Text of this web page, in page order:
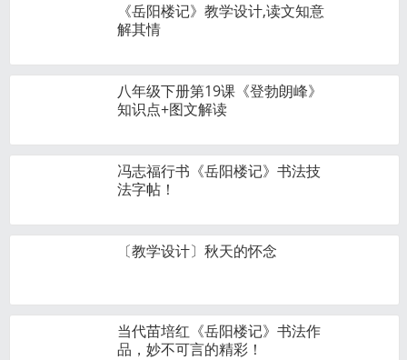
《岳阳楼记》教学设计,读文知意
解其情
八年级下册第19课《登勃朗峰》
知识点+图文解读
冯志福行书《岳阳楼记》书法技
法字帖！
〔教学设计〕秋天的怀念
当代苗培红《岳阳楼记》书法作
品，妙不可言的精彩！